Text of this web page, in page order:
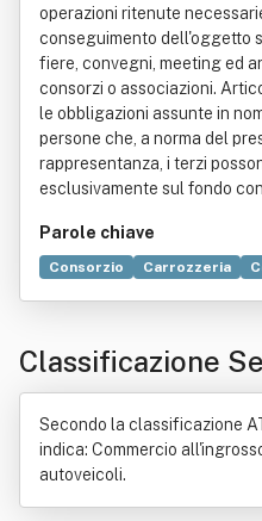
operazioni ritenute
conseguimento dell'oggetto
fiere, convegni, meeting ed
consorzi o associazioni.
le obbligazioni assunte in
persone che, a norma del
rappresentanza, i terzi
esclusivamente sul fondo
Parole chiave
Consorzio Carrozzeria
Regolamento
Classificazione
Secondo la classificazione
indica: Commercio
autoveicoli.